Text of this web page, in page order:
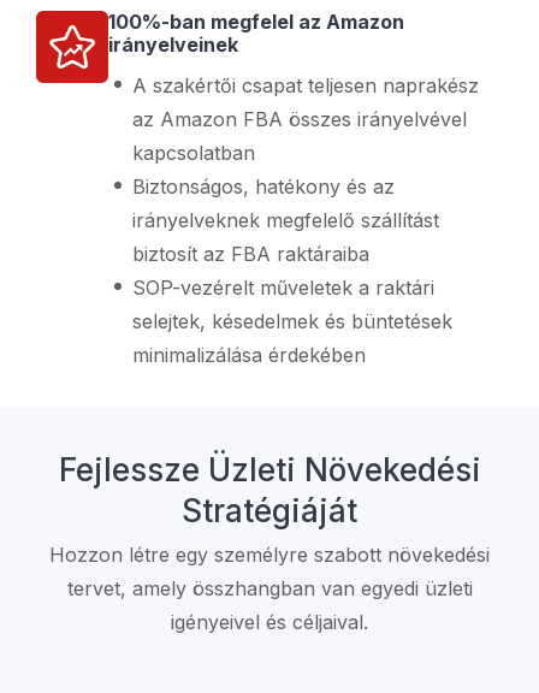
100%-ban megfelel az Amazon
irányelveinek
A szakértői csapat teljesen naprakész
az Amazon FBA összes irányelvével
kapcsolatban
Biztonságos, hatékony és az
irányelveknek megfelelő szállítást
biztosít az FBA raktáraiba
SOP-vezérelt műveletek a raktári
selejtek, késedelmek és büntetések
minimalizálása érdekében
Fejlessze Üzleti Növekedési
Stratégiáját
Hozzon létre egy személyre szabott növekedési
tervet, amely összhangban van egyedi üzleti
igényeivel és céljaival.